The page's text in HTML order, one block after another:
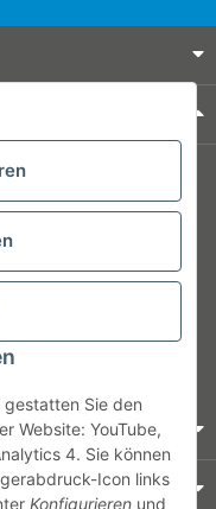
gestatten Sie den
Website: YouTube,
4. Sie können
Icon links
Konfigurieren und